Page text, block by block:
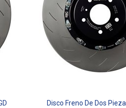
Añadir Al Carrito
Disco Freno De Dos